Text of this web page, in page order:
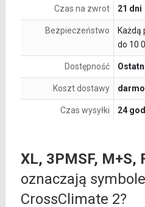
Czas na zwrot 21 dni
Bezpieczeństwo
Każdą
do 10
Dostępność
Koszt dostawy
Czas wysyłki 24
XL, 3PMSF, M+S,
oznaczają
CrossClimate 2?